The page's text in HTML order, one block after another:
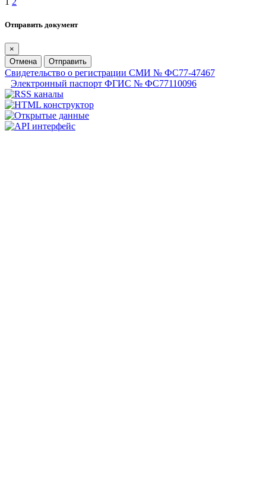
Отправить документ
×
Отмена
Отправить
Свидетельство о регистрации СМИ № ФС77-47467
Электронный паспорт ФГИС № ФС77110096